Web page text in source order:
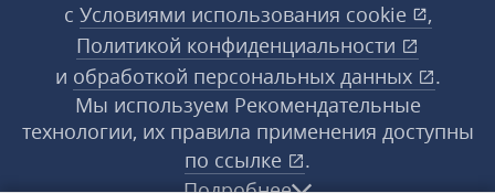
с Условиями использования cookie
,
Политикой конфиденциальности
и обработкой персональных данных
.
Мы используем Рекомендательные
технологии, их правила применения доступны
по ссылке
.